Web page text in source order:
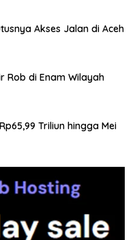
Akses Jalan di Aceh
Rob di Enam Wilayah
Triliun hingga Mei